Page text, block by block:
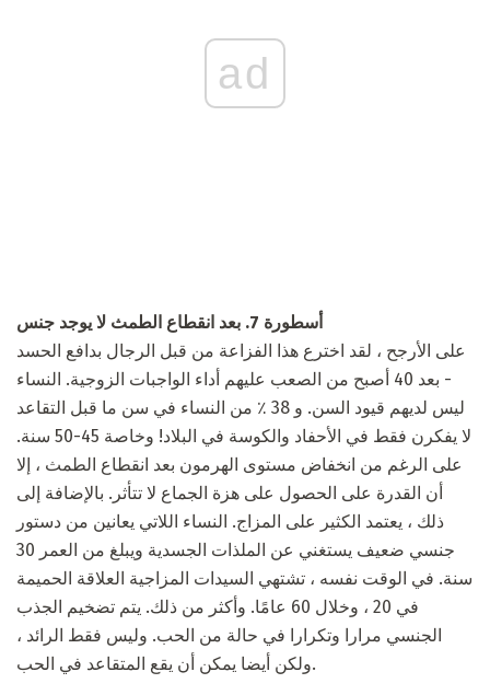
ad
أسطورة 7. بعد انقطاع الطمث لا يوجد جنس
على الأرجح ، لقد اخترع هذا الفزاعة من قبل الرجال بدافع الحسد
- بعد 40 أصبح من الصعب عليهم أداء الواجبات الزوجية. النساء
ليس لديهم قيود السن. و 38 ٪ من النساء في سن ما قبل التقاعد
لا يفكرن فقط في الأحفاد والكوسة في البلاد! وخاصة 45-50 سنة.
على الرغم من انخفاض مستوى الهرمون بعد انقطاع الطمث ، إلا
أن القدرة على الحصول على هزة الجماع لا تتأثر. بالإضافة إلى
ذلك ، يعتمد الكثير على المزاج. النساء اللاتي يعانين من دستور
جنسي ضعيف يستغني عن الملذات الجسدية ويبلغ من العمر 30
سنة. في الوقت نفسه ، تشتهي السيدات المزاجية العلاقة الحميمة
في 20 ، وخلال 60 عامًا. وأكثر من ذلك. يتم تضخيم الجذب
الجنسي مرارا وتكرارا في حالة من الحب. وليس فقط الرائد ،
ولكن أيضا يمكن أن يقع المتقاعد في الحب.